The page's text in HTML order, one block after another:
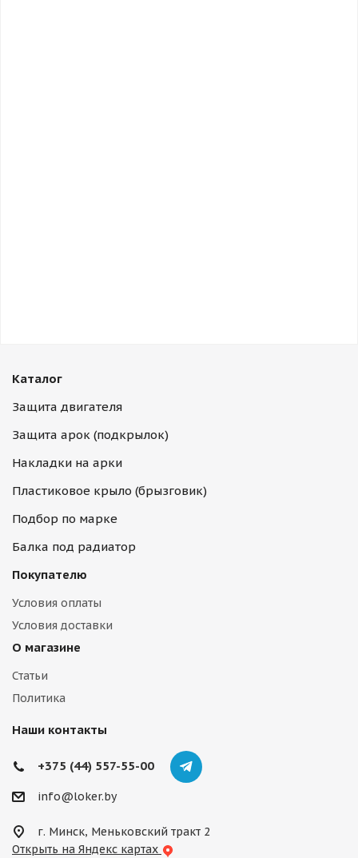
Каталог
Защита двигателя
Защита арок (подкрылок)
Накладки на арки
Пластиковое крыло (брызговик)
Подбор по марке
Балка под радиатор
Покупателю
Условия оплаты
Условия доставки
О магазине
Статьи
Политика
Наши контакты
+375 (44) 557-55-00
info@loker.by
г. Минск, Меньковский тракт 2
Открыть на Яндекс картах